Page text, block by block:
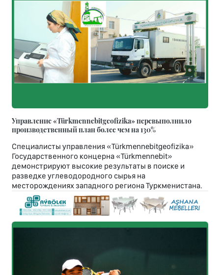
Управление «Türkmennebitgeofizika» перевыполнило
производственный план более чем на 130%
Специалисты управления «Türkmennebitgeofizika»
Государственного концерна «Türkmennebit»
демонстрируют высокие результаты в поиске и
разведке углеводородного сырья на
месторождениях западного региона Туркменистана.